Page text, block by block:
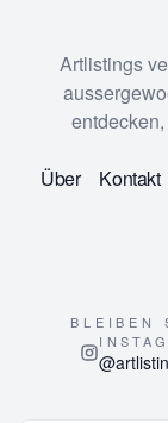
Artlistings
Über Kontakt
BLEIBEN